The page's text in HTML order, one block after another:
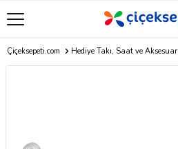
Çiçeksepeti.com Hediye Takı, Saat ve Aksesuar